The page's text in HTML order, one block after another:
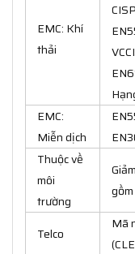
EMC: Khí
thải
EMC:
Miễn dịch
Thuộc về
môi
trường
Telco
Mã